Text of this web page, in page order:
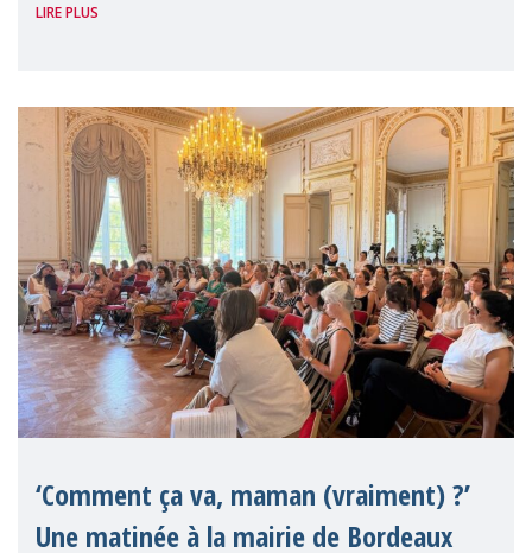
anglais), dont MMM est membre, a salué le
européenne comme une avancée
significative pour les droits de
LIRE PLUS
‘Comment ça va, maman (vraiment) ?’
Une matinée à la mairie de Bordeaux